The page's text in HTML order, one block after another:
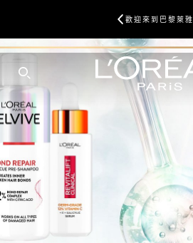
歡迎來到巴黎萊雅
SEARCH THIS SITE